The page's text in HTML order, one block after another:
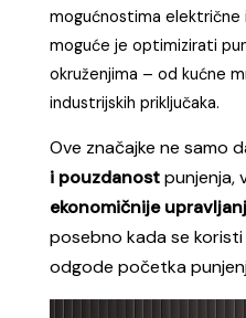
mogućnostima električne
moguće je optimizirati
okruženjima – od kućne
industrijskih priključaka.
Ove značajke ne samo
i pouzdanostpunjenja,
ekonomičnije
posebno kada se
odgode početka